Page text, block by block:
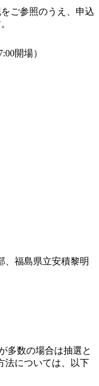
ご参照のうえ、申込
開場）
、福島県立安積黎明
多数の場合は抽選と
法については、以下